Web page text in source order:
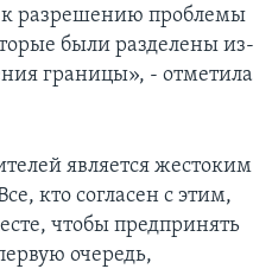
разрешению проблемы
были разделены из-
границы», - отметила
является жестоким
кто согласен с этим,
чтобы предпринять
очередь,